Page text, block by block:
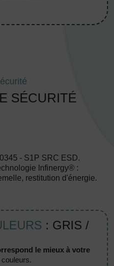
SÉCURITÉ
- S1P SRC ESD.
Infinergy® :
restitution d'énergie.
: GRIS /
le mieux à votre